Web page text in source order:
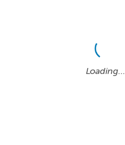
Loading…